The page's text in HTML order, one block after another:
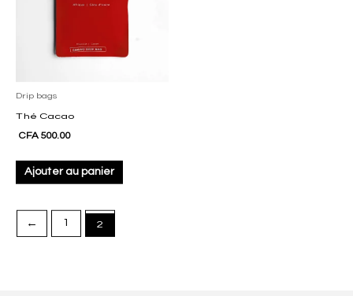
Drip bags
Thé Cacao
CFA 500.00
Ajouter au panier
← 1 2